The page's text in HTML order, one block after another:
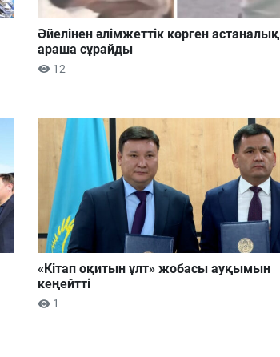
Әйелінен әлімжеттік көрген астаналық
араша сұрайды
12
«Кітап оқитын ұлт» жобасы ауқымын
кеңейтті
1